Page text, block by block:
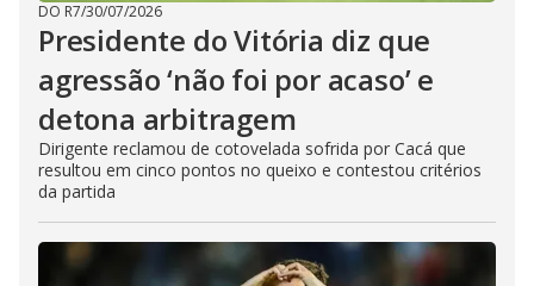
DO R7/30/07/2026
Presidente do Vitória diz que
agressão ‘não foi por acaso’ e
detona arbitragem
Dirigente reclamou de cotovelada sofrida por Cacá que
resultou em cinco pontos no queixo e contestou critérios
da partida